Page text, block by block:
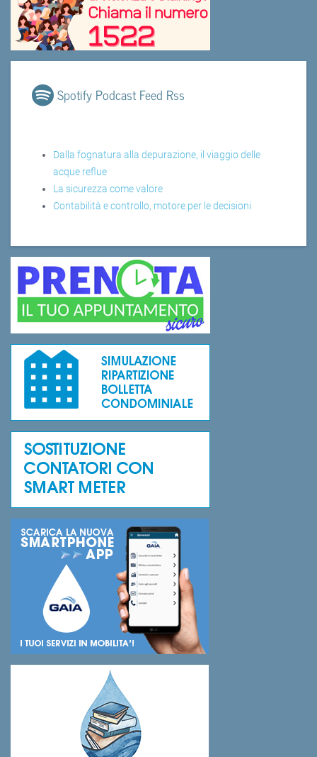
Spotify Podcast Feed Rss
Dalla fognatura alla depurazione, il viaggio delle
acque reflue
La sicurezza come valore
Contabilità e controllo, motore per le decisioni